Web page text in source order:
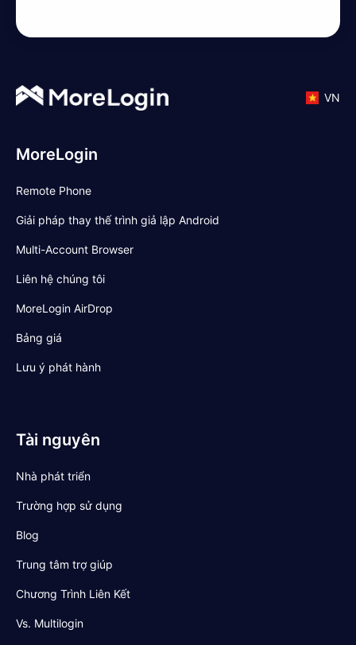
VN
MoreLogin
Remote Phone
Giải pháp thay thế trình giả lập Android
Multi-Account Browser
Liên hệ chúng tôi
MoreLogin AirDrop
Bảng giá
Lưu ý phát hành
Tài nguyên
Nhà phát triển
Trường hợp sử dụng
Blog
Trung tâm trợ giúp
Chương Trình Liên Kết
Vs. Multilogin